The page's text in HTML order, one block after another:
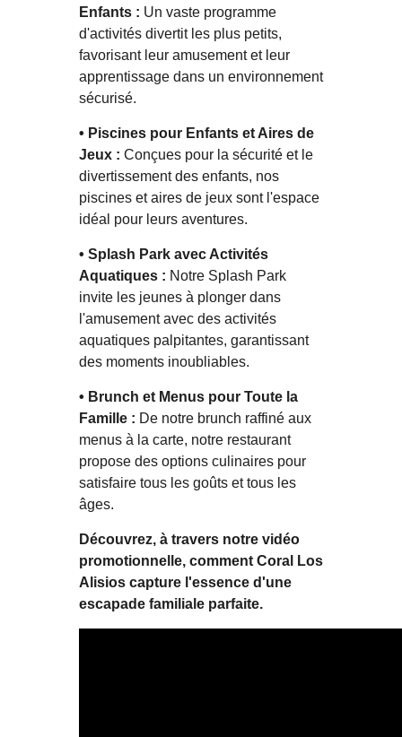
Enfants : Un vaste programme
d'activités divertit les plus petits,
favorisant leur amusement et leur
apprentissage dans un environnement
sécurisé.
• Piscines pour Enfants et Aires de
Jeux : Conçues pour la sécurité et le
divertissement des enfants, nos
piscines et aires de jeux sont l'espace
idéal pour leurs aventures.
• Splash Park avec Activités
Aquatiques : Notre Splash Park
invite les jeunes à plonger dans
l'amusement avec des activités
aquatiques palpitantes, garantissant
des moments inoubliables.
• Brunch et Menus pour Toute la
Famille : De notre brunch raffiné aux
menus à la carte, notre restaurant
propose des options culinaires pour
satisfaire tous les goûts et tous les
âges.
Découvrez, à travers notre vidéo
promotionnelle, comment Coral Los
Alisios capture l'essence d'une
escapade familiale parfaite.